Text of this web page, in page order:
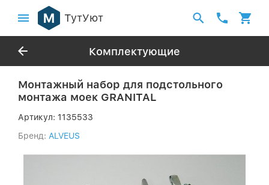
ТутУют
Комплектующие
Монтажный набор для подстольного
монтажа моек GRANITAL
Артикул: 1135533
Бренд: ALVEUS